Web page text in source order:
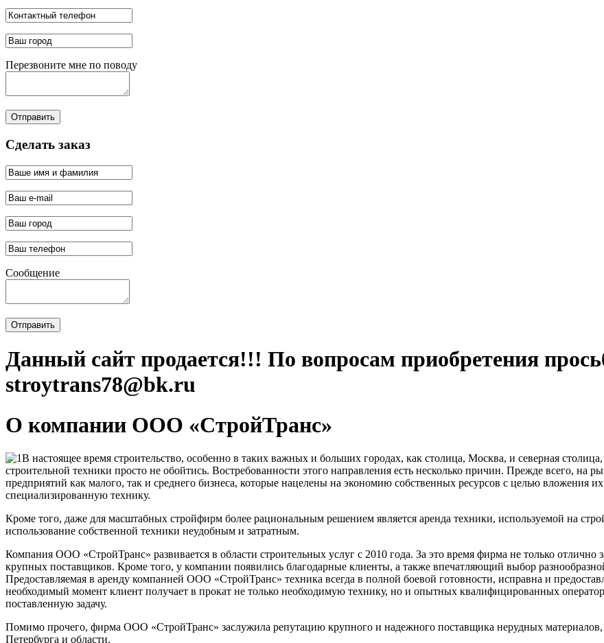
Перезвоните мне по поводу
Отправить
Сделать заказ
Сообщение
Отправить
Данный сайт продается!!! По вопросам приобретения
stroytrans78@bk.ru
О компании ООО «СтройТранс»
В настоящее время строительство, особенно в таких важных и больших городах, как столица, Москва, и северная
строительной техники просто не обойтись. Востребованности этого направления есть несколько причин. Прежде всего, на
предприятий как малого, так и среднего бизнеса, которые нацелены на экономию собственных ресурсов с целью вложения
специализированную технику.
Кроме того, даже для масштабных стройфирм более рациональным решением является аренда техники, используемой на
использование собственной техники неудобным и затратным.
Компания ООО «СтройТранс» развивается в области строительных услуг с 2010 года. За это время фирма не только отлично
крупных поставщиков. Кроме того, у компании появились благодарные клиенты, а также впечатляющий выбор
Предоставляемая в аренду компанией ООО «СтройТранс» техника всегда в полной боевой готовности, исправна и
необходимый момент клиент получает в прокат не только необходимую технику, но и опытных квалифицированных
поставленную задачу.
Помимо прочего, фирма ООО «СтройТранс» заслужила репутацию крупного и надежного поставщика нерудных материалов,
Петербурга и области.